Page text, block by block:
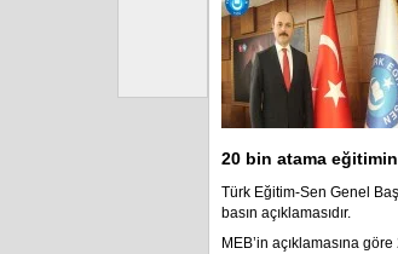
20 bin atama
Türk Eğitim-Sen Genel
basın açıklamasıdır.
MEB’in açıklamasına